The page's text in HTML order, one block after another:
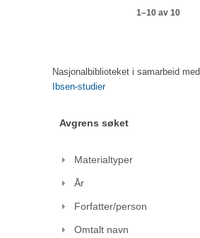
1–10 av 10
Nasjonalbiblioteket i samarbeid med
Ibsen-studier
Avgrens søket
Materialtyper
År
Forfatter/person
Omtalt navn